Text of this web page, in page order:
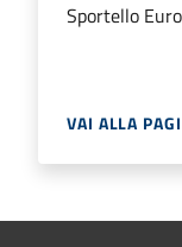
Sportello
VAI ALLA